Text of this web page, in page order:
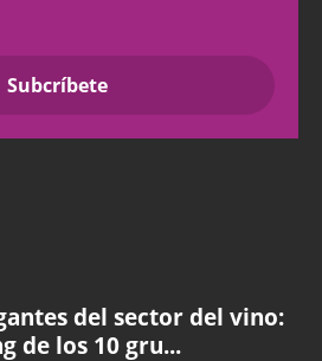
del sector del vino:
de los 10 gru...